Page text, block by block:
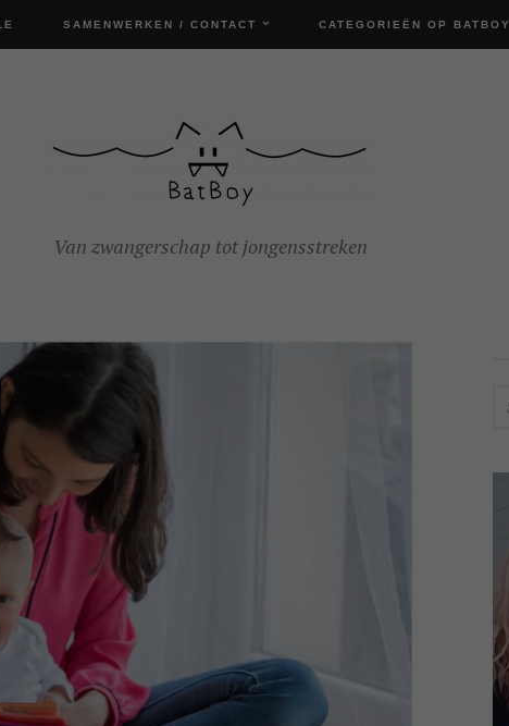
SAMENWERKEN / CONTACT CATEGORIEËN OP BATBOY
Van zwangerschap tot jongensstreken